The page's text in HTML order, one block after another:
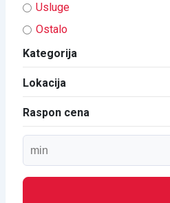
Usluge
Ostalo
Kategorija
Lokacija
Raspon cena